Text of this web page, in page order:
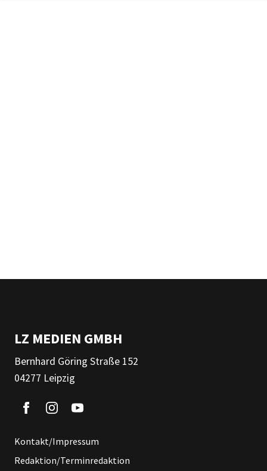
LZ MEDIEN GMBH
Bernhard Göring Straße 152
04277 Leipzig
Kontakt/Impressum
Redaktion/Terminredaktion